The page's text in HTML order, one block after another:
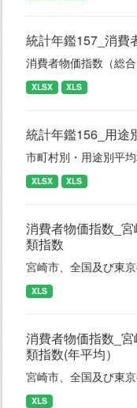
統計年鑑157_消費
消費者物価指数（総合
XLSX XLS
統計年鑑156_用途
市町村別・用途別平均
XLSX XLS
消費者物価指数_
類指数
宮崎市、全国及び東
XLS
消費者物価指数_
類指数(年平均）
宮崎市、全国及び東
XLS